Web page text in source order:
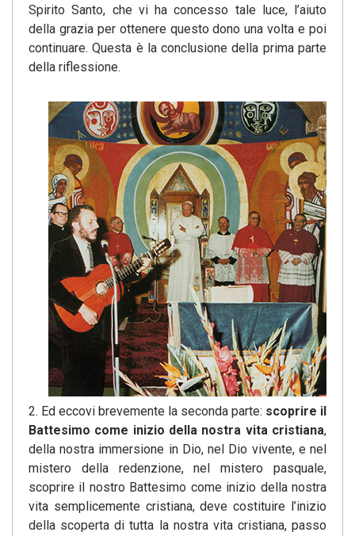
Spirito Santo, che vi ha concesso tale luce, l’aiuto
della grazia per ottenere questo dono una volta e poi
continuare. Questa è la conclusione della prima parte
della riflessione.
2. Ed eccovi brevemente la seconda parte: scoprire il
Battesimo come inizio della nostra vita cristiana,
della nostra immersione in Dio, nel Dio vivente, e nel
mistero della redenzione, nel mistero pasquale,
scoprire il nostro Battesimo come inizio della nostra
vita semplicemente cristiana, deve costituire l’inizio
della scoperta di tutta la nostra vita cristiana, passo